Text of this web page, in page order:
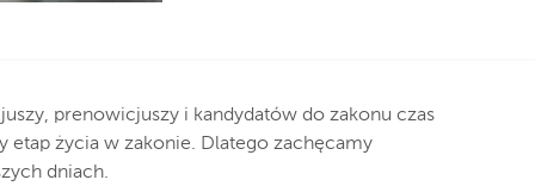
prenowicjuszy i kandydatów do zakonu czas
etap życia w zakonie. Dlatego zachęcamy
dniach.